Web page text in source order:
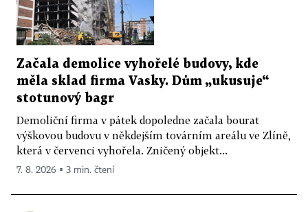
Začala demolice vyhořelé budovy, kde
měla sklad firma Vasky. Dům „ukusuje“
stotunový bagr
Demoliční firma v pátek dopoledne začala bourat
výškovou budovu v někdejším továrním areálu ve Zlíně,
která v červenci vyhořela. Zničený objekt...
7. 8. 2026 ▪ 3 min. čtení